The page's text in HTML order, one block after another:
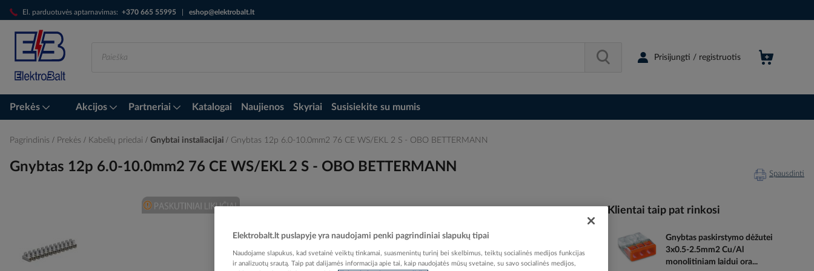
El. parduotuvės aptarnavimas: +370 665 55995 eshop@elektrobalt.lt
Skip
to
Content
Prisijungti / registruotis
Prekės Akcijos Partneriai Katalogai Naujienos Skyriai Susisiekite su mumis
Pagrindinis Prekės Kabelių priedai Gnybtai instaliacijai Gnybtas 12p 6.0-10.0mm2 76 CE WS/EKL 2 S - OBO BETTERMANN
Gnybtas 12p 6.0-10.0mm2 76 CE WS/EKL 2 S - OBO BETTERMANN Spausdinti
end
Elektrobalt prekės kodas
EAN kodas
4012195702498
Gamintojo prekės kodas
2056372
Klientai taip pat rinkosi
Gnybtas paskirstymo dėžutei
3x0.5-2.5mm2 Cu/Al
monolitiniam laidui ora...
Elektrobalt.lt puslapyje yra naudojami penki pagrindiniai slapukų tipai
Naudojame slapukus, kad svetainė veiktų tinkamai, suasmenintų turinį bei skelbimus, teiktų socialinės medijos funkcijas
ir analizuotų srautą. Taip pat dalijamės informacija apie tai, kaip naudojatės mūsų svetaine, su savo socialinės medijos,